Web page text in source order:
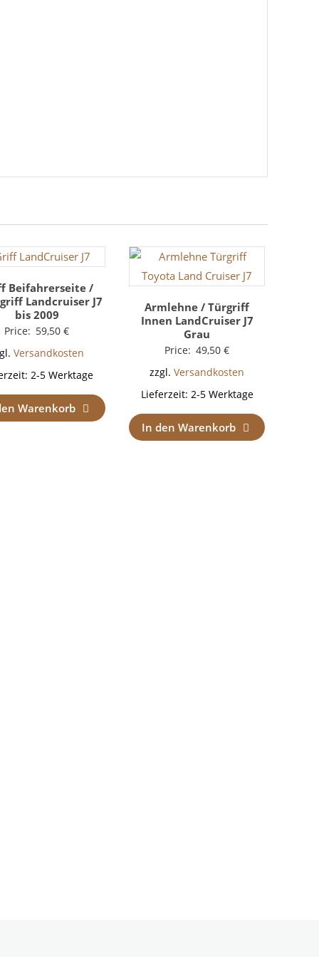
Beifahrerseite /
Landcruiser J7
bis 2009
Price: 59,50€
Versandkosten
2-5 Werktage
Warenkorb
Armlehne / Türgriff
Innen LandCruiser J7
Grau
Price: 49,50€
zzgl.Versandkosten
Lieferzeit: 2-5 Werktage
In den Warenkorb